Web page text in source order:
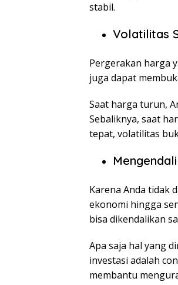
stabil.
Volatilitas
Pergerakan harga
juga dapat
Saat harga turun,
Sebaliknya, saat
tepat, volatilitas
Karena Anda tidak
ekonomi hingga
bisa dikendalikan
Apa saja hal yang
investasi adalah
membantu